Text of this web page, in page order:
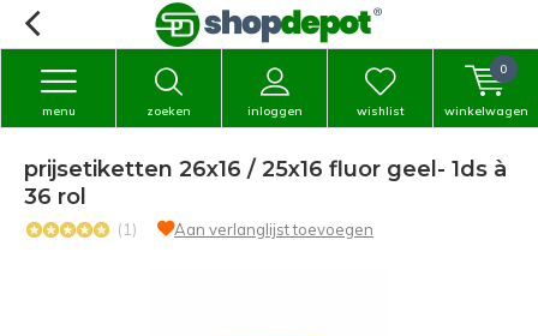
zoeken inloggen
menu wishlist winkelwagen
0
prijsetiketten 26x16 / 25x16 fluor geel- 1ds à
36 rol
(1) Aan verlanglijst toevoegen